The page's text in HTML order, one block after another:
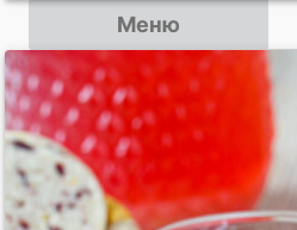
Меню